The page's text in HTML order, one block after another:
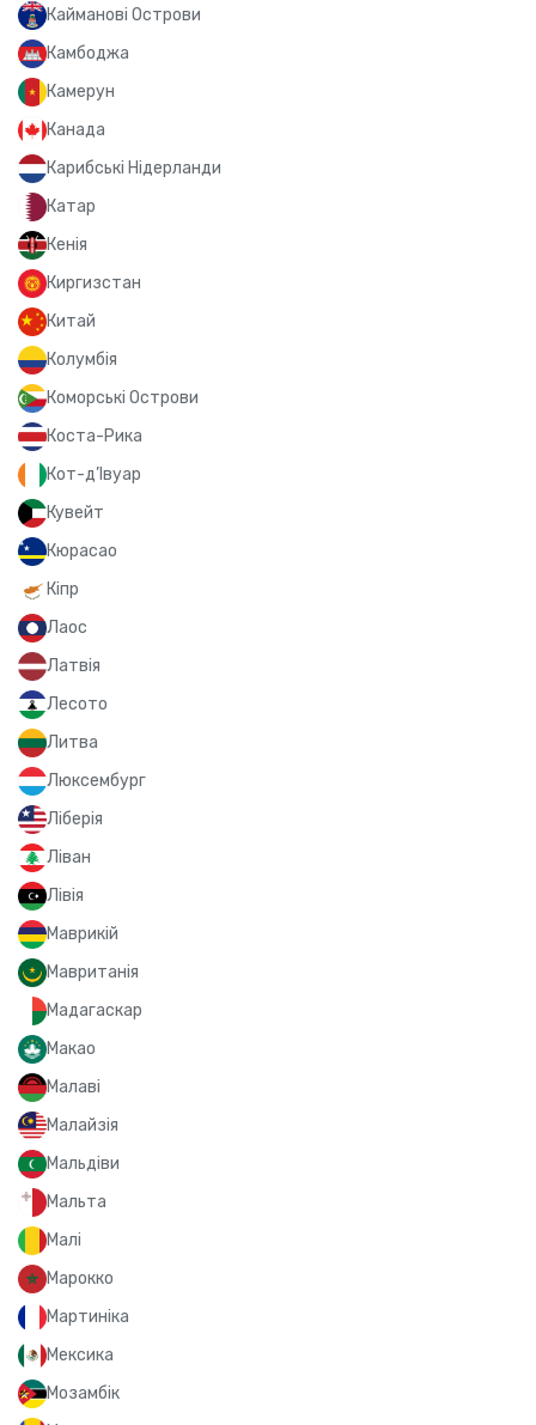
Кайманові Острови
Камбоджа
Камерун
Канада
Карибські Нідерланди
Катар
Кенія
Киргизстан
Китай
Колумбія
Коморські Острови
Коста-Рика
Кот-д’Івуар
Кувейт
Кюрасао
Кіпр
Лаос
Латвія
Лесото
Литва
Люксембург
Ліберія
Ліван
Лівія
Маврикій
Мавританія
Мадагаскар
Макао
Малаві
Малайзія
Мальдіви
Мальта
Малі
Марокко
Мартиніка
Мексика
Мозамбік